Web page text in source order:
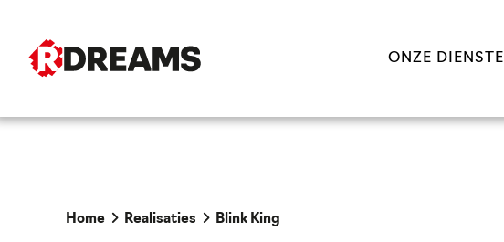
ONZE
Home Realisaties Blink King